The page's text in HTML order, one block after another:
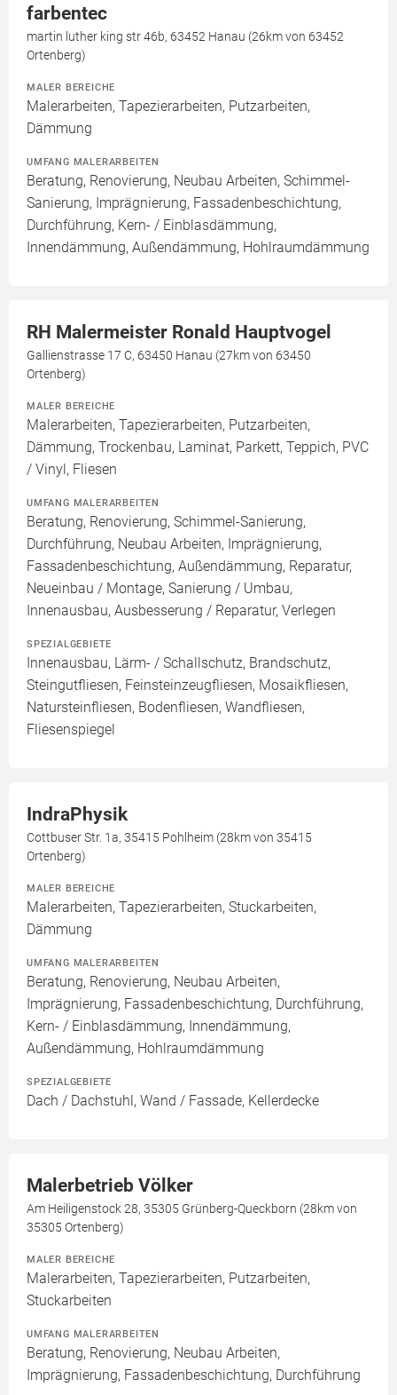
farbentec
martin luther king str 46b, 63452 Hanau (26km von 63452
Ortenberg)
MALER BEREICHE
Malerarbeiten, Tapezierarbeiten, Putzarbeiten,
Dämmung
UMFANG MALERARBEITEN
Beratung, Renovierung, Neubau Arbeiten, Schimmel-
Sanierung, Imprägnierung, Fassadenbeschichtung,
Durchführung, Kern- / Einblasdämmung,
Innendämmung, Außendämmung, Hohlraumdämmung
RH Malermeister Ronald Hauptvogel
Gallienstrasse 17 C, 63450 Hanau (27km von 63450
Ortenberg)
MALER BEREICHE
Malerarbeiten, Tapezierarbeiten, Putzarbeiten,
Dämmung, Trockenbau, Laminat, Parkett, Teppich, PVC
/ Vinyl, Fliesen
UMFANG MALERARBEITEN
Beratung, Renovierung, Schimmel-Sanierung,
Durchführung, Neubau Arbeiten, Imprägnierung,
Fassadenbeschichtung, Außendämmung, Reparatur,
Neueinbau / Montage, Sanierung / Umbau,
Innenausbau, Ausbesserung / Reparatur, Verlegen
SPEZIALGEBIETE
Innenausbau, Lärm- / Schallschutz, Brandschutz,
Steingutfliesen, Feinsteinzeugfliesen, Mosaikfliesen,
Natursteinfliesen, Bodenfliesen, Wandfliesen,
Fliesenspiegel
IndraPhysik
Cottbuser Str. 1a, 35415 Pohlheim (28km von 35415
Ortenberg)
MALER BEREICHE
Malerarbeiten, Tapezierarbeiten, Stuckarbeiten,
Dämmung
UMFANG MALERARBEITEN
Beratung, Renovierung, Neubau Arbeiten,
Imprägnierung, Fassadenbeschichtung, Durchführung,
Kern- / Einblasdämmung, Innendämmung,
Außendämmung, Hohlraumdämmung
SPEZIALGEBIETE
Dach / Dachstuhl, Wand / Fassade, Kellerdecke
Malerbetrieb Völker
Am Heiligenstock 28, 35305 Grünberg-Queckborn (28km von
35305 Ortenberg)
MALER BEREICHE
Malerarbeiten, Tapezierarbeiten, Putzarbeiten,
Stuckarbeiten
UMFANG MALERARBEITEN
Beratung, Renovierung, Neubau Arbeiten,
Imprägnierung, Fassadenbeschichtung, Durchführung